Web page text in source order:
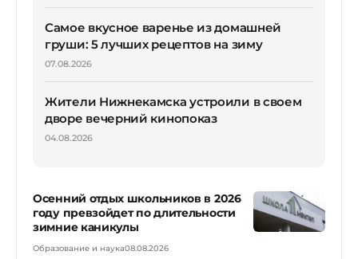
Самое вкусное варенье из домашней
груши: 5 лучших рецептов на зиму
07.08.2026
Жители Нижнекамска устроили в своем
дворе вечерний кинопоказ
04.08.2026
Осенний отдых школьников в 2026
году превзойдет по длительности
зимние каникулы
Образование и наука08.08.2026